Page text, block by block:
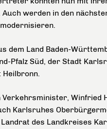
werden in den
dem Land Baden-
Pfalz Süd, der Stadt
Winfried
Karlsruhes
des Landkreises